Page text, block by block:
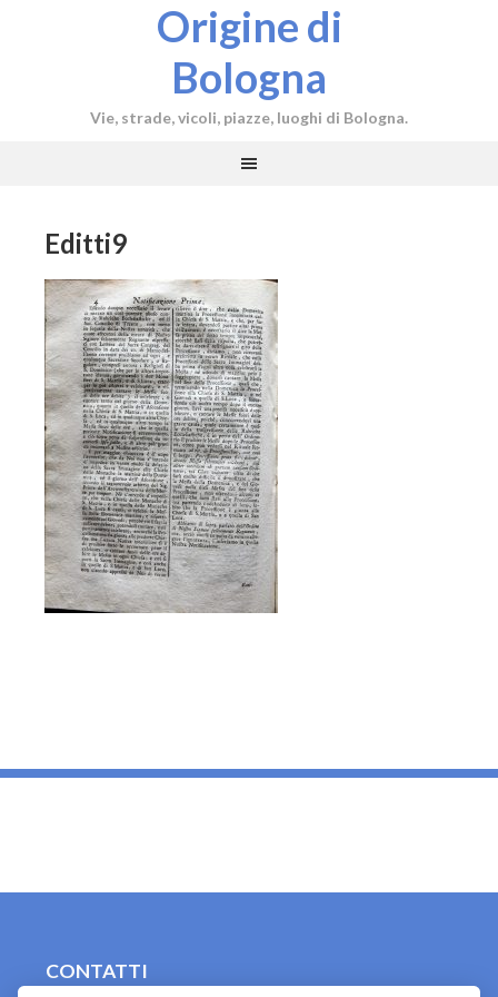
Origine di
Bologna
Vie, strade, vicoli, piazze, luoghi di Bologna.
Editti9
CONTATTI